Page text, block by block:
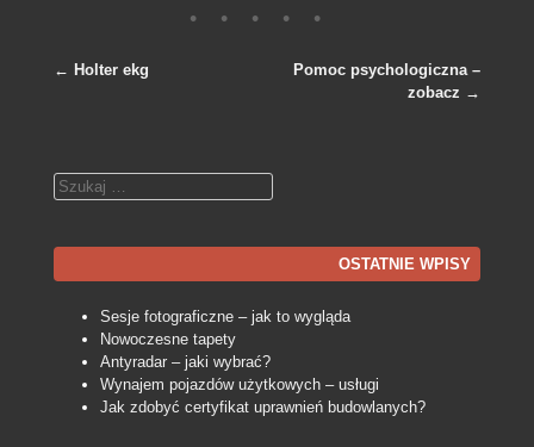
← Holter ekg
Pomoc psychologiczna –
zobacz →
Szukaj
OSTATNIE WPISY
Sesje fotograficzne – jak to wygląda
Nowoczesne tapety
Antyradar – jaki wybrać?
Wynajem pojazdów użytkowych – usługi
Jak zdobyć certyfikat uprawnień budowlanych?